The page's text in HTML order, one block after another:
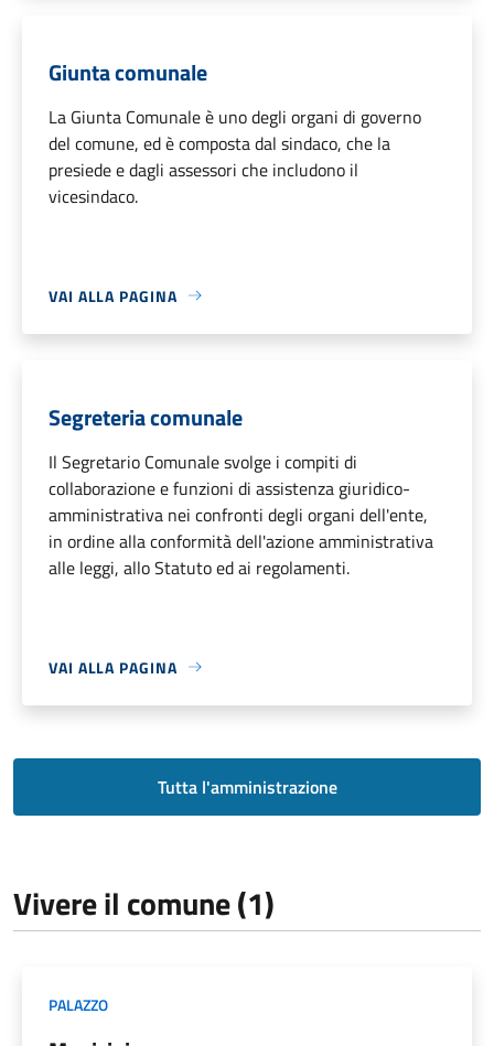
Giunta comunale
La Giunta Comunale è uno degli organi di governo
del comune, ed è composta dal sindaco, che la
presiede e dagli assessori che includono il
vicesindaco.
VAI ALLA PAGINA
Segreteria comunale
Il Segretario Comunale svolge i compiti di
collaborazione e funzioni di assistenza giuridico-
amministrativa nei confronti degli organi dell'ente,
in ordine alla conformità dell'azione amministrativa
alle leggi, allo Statuto ed ai regolamenti.
VAI ALLA PAGINA
Tutta l'amministrazione
Vivere il comune (1)
PALAZZO